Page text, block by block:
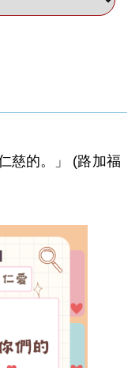
慈的。」 (路加福